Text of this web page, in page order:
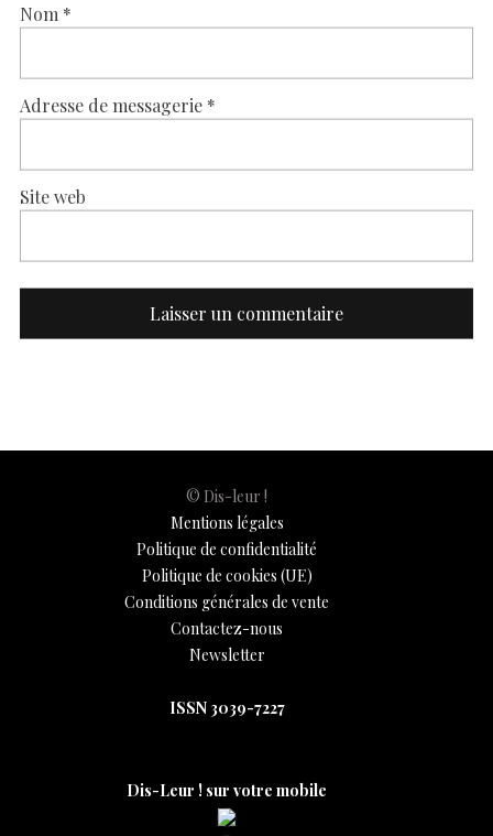
Nom *
Adresse de messagerie *
Site web
© Dis-leur !
Mentions légales
Politique de confidentialité
Politique de cookies (UE)
Conditions générales de vente
Contactez-nous
Newsletter
ISSN 3039-7227
Dis-Leur ! sur votre mobile